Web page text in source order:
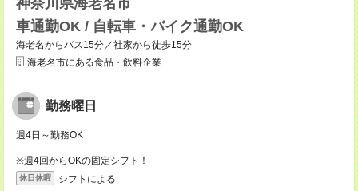
神奈川県海老名市
車通勤OK / 自転車・バイク通勤OK
海老名からバス15分／社家から徒歩15分
海老名市にある食品・飲料企業
勤務曜日
週4日～勤務OK
※週4回からOKの固定シフト！
休日休暇 シフトによる